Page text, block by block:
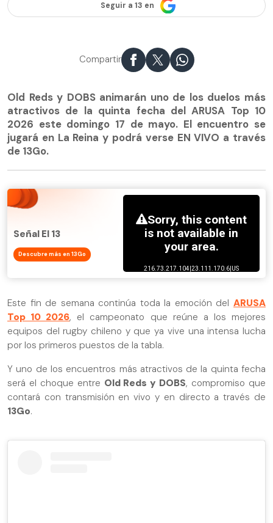
Seguir a 13 en
Compartir
Old Reds y DOBS animarán uno de los duelos más
atractivos de la quinta fecha del ARUSA Top 10
2026 este domingo 17 de mayo. El encuentro se
jugará en La Reina y podrá verse EN VIVO a través
de 13Go.
Señal El 13
Descubre más en 13Go
Este fin de semana continúa toda la emoción del ARUSA
Top 10 2026, el campeonato que reúne a los mejores
equipos del rugby chileno y que ya vive una intensa lucha
por los primeros puestos de la tabla.
Y uno de los encuentros más atractivos de la quinta fecha
será el choque entre Old Reds y DOBS, compromiso que
contará con transmisión en vivo y en directo a través de
13Go.